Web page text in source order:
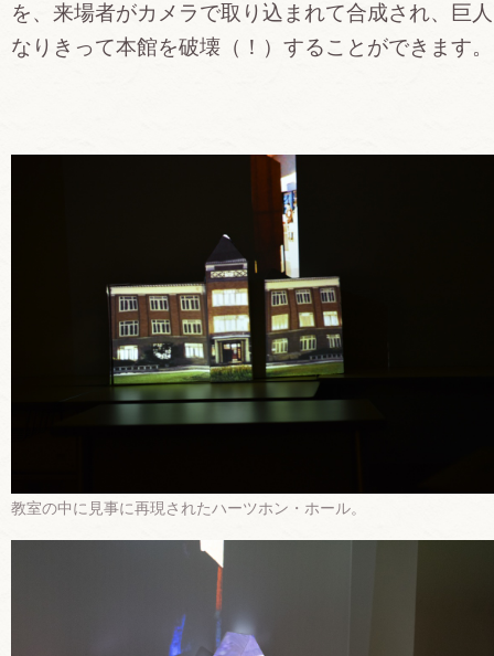
を、来場者がカメラで取り込まれて合成され、巨
なりきって本館を破壊（！）することができます。
教室の中に見事に再現されたハーツホン・ホール。